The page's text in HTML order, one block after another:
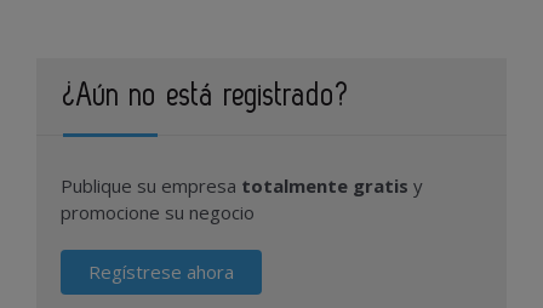
¿Aún no está registrado?
Publique su empresa totalmente gratis y
promocione su negocio
Regístrese ahora